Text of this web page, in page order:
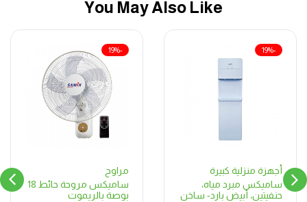
You May Also Like
أجهزة منزلية كبيرة
ساميكس مبرد مياه،
حنفيتين، أبيض بارد- ساخن
-19%
مراوح
ساميكس مروحة حائط 18
بوصة بالريموت
-19%